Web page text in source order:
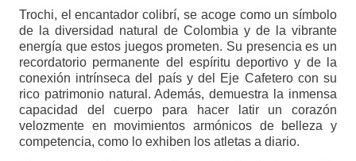
Trochi, el encantador colibrí, se acoge como un símbolo
de la diversidad natural de Colombia y de la vibrante
energía que estos juegos prometen. Su presencia es un
recordatorio permanente del espíritu deportivo y de la
conexión intrínseca del país y del Eje Cafetero con su
rico patrimonio natural. Además, demuestra la inmensa
capacidad del cuerpo para hacer latir un corazón
velozmente en movimientos armónicos de belleza y
competencia, como lo exhiben los atletas a diario.